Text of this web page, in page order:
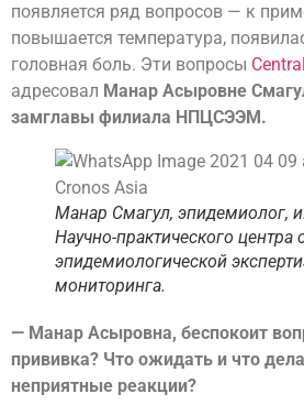
появляется ряд вопросов — к
повышается температура,
головная боль. Эти вопросы
адресовал Манар Асыровне
замглавы филиала НПЦСЭЭМ.
Манар Смагул, эпидемиолог,
Научно-практического центра
эпидемиологической
мониторинга.
— Манар Асыровна, беспокоит
прививка? Что ожидать и что
неприятные реакции?